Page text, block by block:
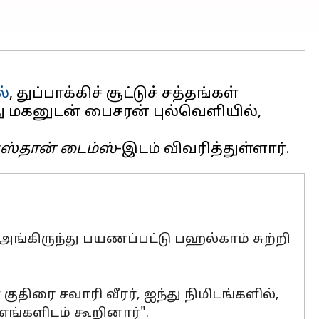
, துப்பாக்கிச் சூட்டுச் சத்தங்கள்
மகனுடன் பைசரன் புல்வெளியில்,
டைம்ஸ்
பயணப்பட்டு பஹல்காம் சுற்றி
சவாரி வீரர், ஐந்து நிமிடங்களில்,
கூறினார்".